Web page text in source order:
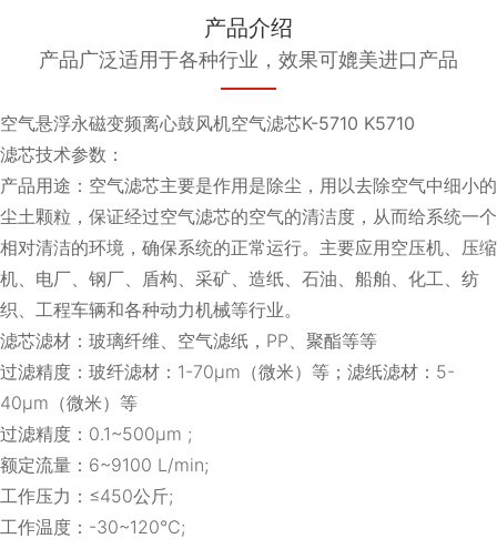
产品介绍
产品广泛适用于各种行业，效果可媲美进口产品
空气悬浮永磁变频离心鼓风机空气滤芯K-5710 K5710
滤芯技术参数：
产品用途：空气滤芯主要是作用是除尘，用以去除空气中细小的
尘土颗粒，保证经过空气滤芯的空气的清洁度，从而给系统一个
相对清洁的环境，确保系统的正常运行。主要应用空压机、压缩
机、电厂、钢厂、盾构、采矿、造纸、石油、船舶、化工、纺
织、工程车辆和各种动力机械等行业。
滤芯滤材：玻璃纤维、空气滤纸，PP、聚酯等等
过滤精度：玻纤滤材：1-70μm（微米）等；滤纸滤材：5-
40μm（微米）等
过滤精度：0.1~500μm ;
额定流量：6~9100 L/min;
工作压力：≤450公斤;
工作温度：-30~120℃;